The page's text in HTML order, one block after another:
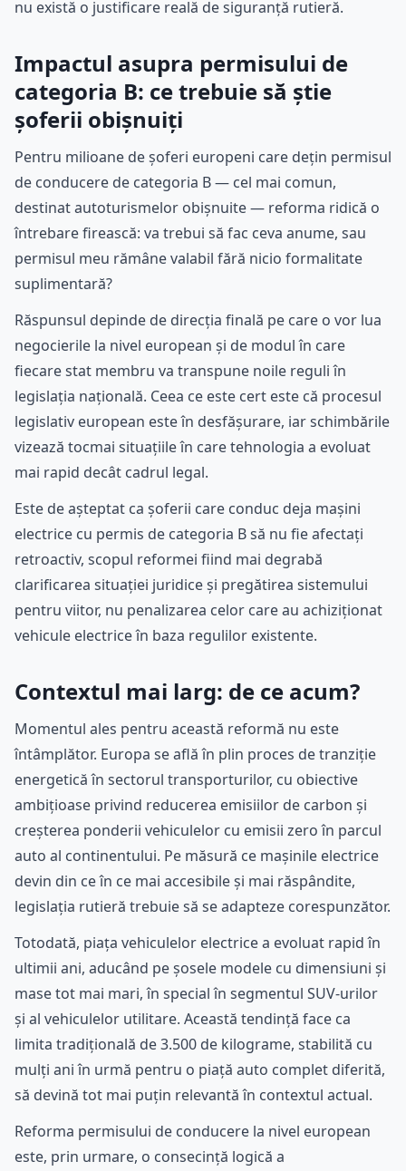
nu există o justificare reală de siguranță rutieră.
Impactul asupra permisului de
categoria B: ce trebuie să știe
șoferii obișnuiți
Pentru milioane de șoferi europeni care dețin permisul
de conducere de categoria B — cel mai comun,
destinat autoturismelor obișnuite — reforma ridică o
întrebare firească: va trebui să fac ceva anume, sau
permisul meu rămâne valabil fără nicio formalitate
suplimentară?
Răspunsul depinde de direcția finală pe care o vor lua
negocierile la nivel european și de modul în care
fiecare stat membru va transpune noile reguli în
legislația națională. Ceea ce este cert este că procesul
legislativ european este în desfășurare, iar schimbările
vizează tocmai situațiile în care tehnologia a evoluat
mai rapid decât cadrul legal.
Este de așteptat ca șoferii care conduc deja mașini
electrice cu permis de categoria B să nu fie afectați
retroactiv, scopul reformei fiind mai degrabă
clarificarea situației juridice și pregătirea sistemului
pentru viitor, nu penalizarea celor care au achiziționat
vehicule electrice în baza regulilor existente.
Contextul mai larg: de ce acum?
Momentul ales pentru această reformă nu este
întâmplător. Europa se află în plin proces de tranziție
energetică în sectorul transporturilor, cu obiective
ambițioase privind reducerea emisiilor de carbon și
creșterea ponderii vehiculelor cu emisii zero în parcul
auto al continentului. Pe măsură ce mașinile electrice
devin din ce în ce mai accesibile și mai răspândite,
legislația rutieră trebuie să se adapteze corespunzător.
Totodată, piața vehiculelor electrice a evoluat rapid în
ultimii ani, aducând pe șosele modele cu dimensiuni și
mase tot mai mari, în special în segmentul SUV-urilor
și al vehiculelor utilitare. Această tendință face ca
limita tradițională de 3.500 de kilograme, stabilită cu
mulți ani în urmă pentru o piață auto complet diferită,
să devină tot mai puțin relevantă în contextul actual.
Reforma permisului de conducere la nivel european
este, prin urmare, o consecință logică a